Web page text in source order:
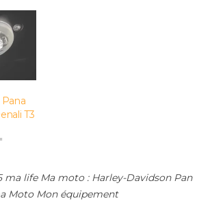
T3
ma life Ma moto : Harley-Davidson Pan
Moto Mon équipement